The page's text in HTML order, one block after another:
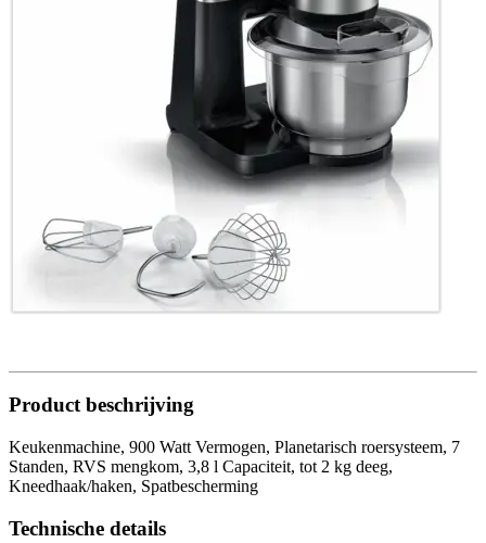
Product beschrijving
Keukenmachine, 900 Watt Vermogen, Planetarisch roersysteem, 7
Standen, RVS mengkom, 3,8 l Capaciteit, tot 2 kg deeg,
Kneedhaak/haken, Spatbescherming
Technische details